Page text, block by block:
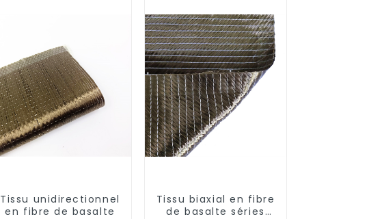
Tissu unidirectionnel
en fibre de basalte
Tissu biaxial en fibre
de basalte séries